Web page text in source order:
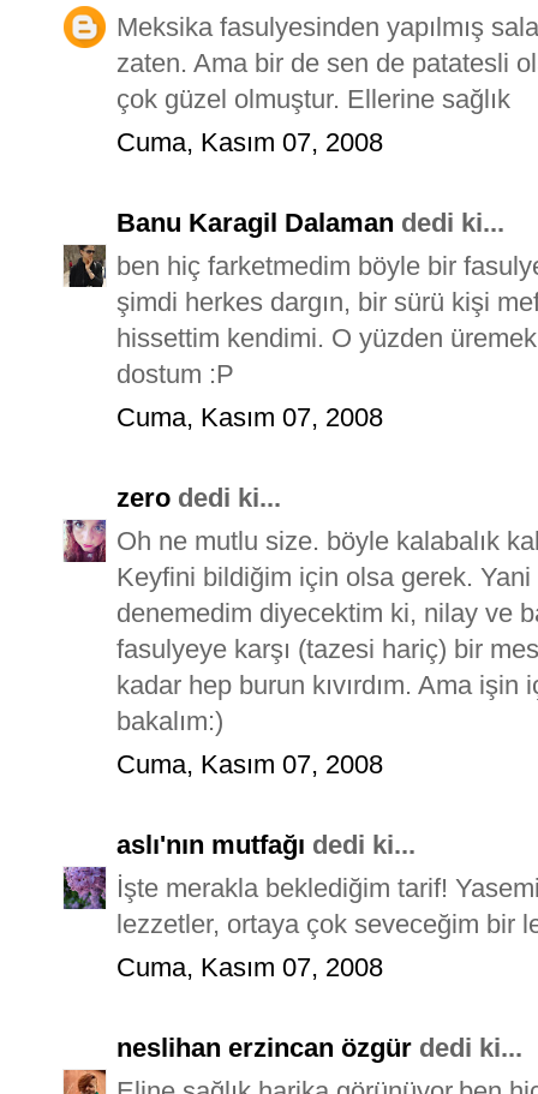
Meksika fasulyesinden yapılmış
zaten. Ama bir de sen de patatesli
çok güzel olmuştur. Ellerine sağlık
Cuma, Kasım 07, 2008
Banu Karagil Dalaman dedi ki...
ben hiç farketmedim böyle bir
şimdi herkes dargın, bir sürü kişi
hissettim kendimi. O yüzden
dostum :P
Cuma, Kasım 07, 2008
zero dedi ki...
Oh ne mutlu size. böyle kalabalık
Keyfini bildiğim için olsa gerek.
denemedim diyecektim ki, nilay ve
fasulyeye karşı (tazesi hariç) bir
kadar hep burun kıvırdım. Ama
bakalım:)
Cuma, Kasım 07, 2008
aslı'nın mutfağı dedi ki...
İşte merakla beklediğim tarif!
lezzetler, ortaya çok seveceğim bir
Cuma, Kasım 07, 2008
neslihan erzincan özgür dedi ki...